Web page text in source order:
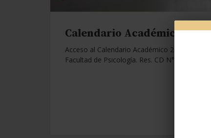
Calendario Académico 2026.
Acceso al Calendario Académico 2026 de la
Facultad de Psicología. Res. CD N°1112/25.